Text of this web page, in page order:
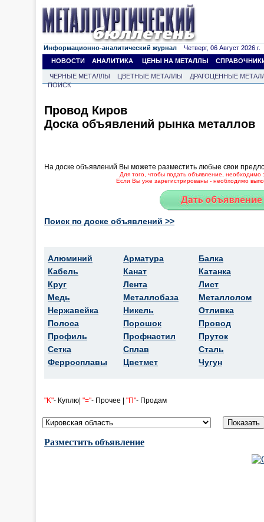
Информационно-аналитический журнал Четверг, 06 Август 2026 г.
НОВОСТИ
АНАЛИТИКА ЦЕНЫ НА МЕТАЛЛЫ
ЧЕРНЫЕ МЕТАЛЛЫ ЦВЕТНЫЕ МЕТАЛЛЫ
ДРАГОЦЕННЫЕ
ПОИСК
Провод Киров
Доска объявлений рынка металлов
На доске объявлений Вы можете разместить любые свои
Для того, чтобы подать объявление, необходимо
Если Вы уже зарегистрированы - необходимо
Поиск по доске объявлений >>
Алюминий
Кабель
Круг
Медь
Нержавейка
Полоса
Профиль
Сетка
Ферросплавы
Арматура
Канат
Лента
Металлобаза
Никель
Порошок
Профнастил
Сплав
Цветмет
Балка
Катанка
Лист
Металлолом
Отливка
Провод
Пруток
Сталь
Чугун
"K"- Куплю| "="- Прочее | "П"- Продам
Разместить объявление